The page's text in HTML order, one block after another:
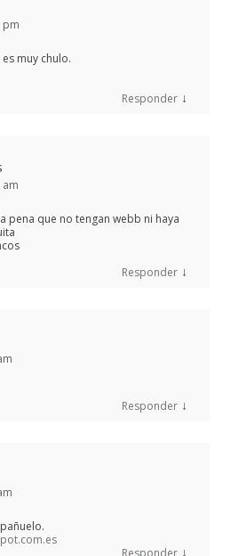
pm
muy chulo.
Responder ↓
pena que no tengan webb ni haya
Responder ↓
Responder ↓
↓